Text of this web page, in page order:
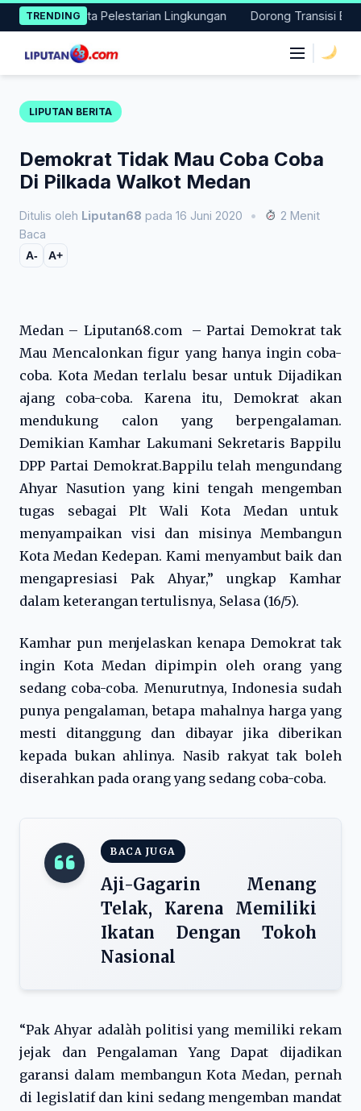
Skip
to
content
TRENDING
Nyata Pelestarian Lingkungan Dorong Transisi Energi di
LIPUTAN BERITA
Demokrat Tidak Mau Coba Coba
Di Pilkada Walkot Medan
Ditulis oleh Liputan68 pada 16 Juni 2020 •
2 Menit
Baca
A- A+
Medan – Liputan68.com – Partai Demokrat tak
Mau Mencalonkan figur yang hanya ingin coba-
coba. Kota Medan terlalu besar untuk Dijadikan
ajang coba-coba. Karena itu, Demokrat akan
mendukung calon yang berpengalaman.
Demikian Kamhar Lakumani Sekretaris Bappilu
DPP Partai Demokrat.Bappilu telah mengundang
Ahyar Nasution yang kini tengah mengemban
tugas sebagai Plt Wali Kota Medan untuk
menyampaikan visi dan misinya Membangun
Kota Medan Kedepan. Kami menyambut baik dan
mengapresiasi Pak Ahyar,” ungkap Kamhar
dalam keterangan tertulisnya, Selasa (16/5).
Kamhar pun menjelaskan kenapa Demokrat tak
ingin Kota Medan dipimpin oleh orang yang
sedang coba-coba. Menurutnya, Indonesia sudah
punya pengalaman, betapa mahalnya harga yang
mesti ditanggung dan dibayar jika diberikan
kepada bukan ahlinya. Nasib rakyat tak boleh
diserahkan pada orang yang sedang coba-coba.
BACA JUGA
Aji-Gagarin Menang
Telak, Karena Memiliki
Ikatan Dengan Tokoh
Nasional
“Pak Ahyar adalàh politisi yang memiliki rekam
jejak dan Pengalaman Yang Dapat dijadikan
garansi dalam membangun Kota Medan, pernah
di legislatif dan kini sedang mengemban mandat